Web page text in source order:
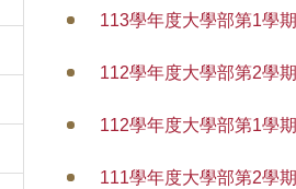
113學年度大學部第1學期
112學年度大學部第2學期
112學年度大學部第1學期
111學年度大學部第2學期